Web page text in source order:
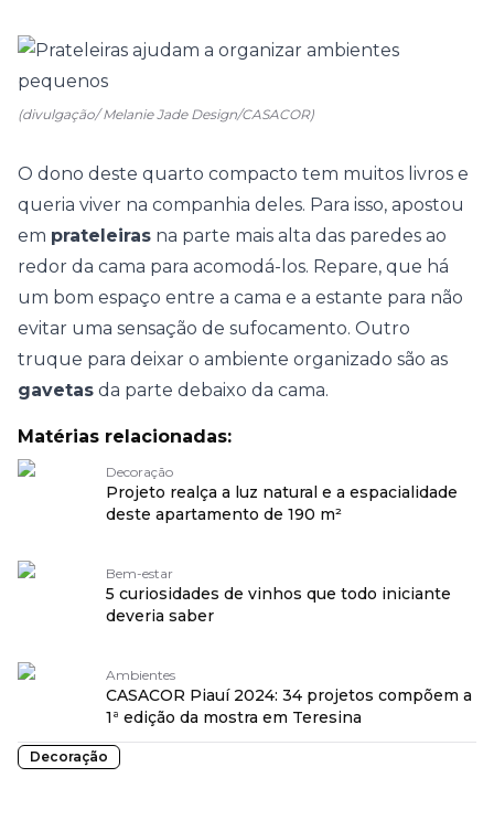
(divulgação/ Melanie Jade Design/CASACOR)
O dono deste quarto compacto tem muitos livros e
queria viver na companhia deles. Para isso, apostou
em prateleiras na parte mais alta das paredes ao
redor da cama para acomodá-los. Repare, que há
um bom espaço entre a cama e a estante para não
evitar uma sensação de sufocamento. Outro
truque para deixar o ambiente organizado são as
gavetas da parte debaixo da cama.
Matérias relacionadas:
Decoração
Projeto realça a luz natural e a espacialidade
deste apartamento de 190 m²
Bem-estar
5 curiosidades de vinhos que todo iniciante
deveria saber
Ambientes
CASACOR Piauí 2024: 34 projetos compõem a
1ª edição da mostra em Teresina
Decoração